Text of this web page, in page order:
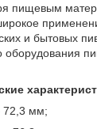
пищевым
и бытовых
оборудования
72,3 мм;